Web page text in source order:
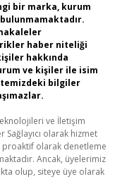
bir marka, kurum
haber niteliği
hakkında
ve kişiler ile isim
bilgiler
ve İletişim
Sağlayıcı olarak hizmet
olarak denetleme
Ancak, üyelerimiz
olup, siteye üye olarak